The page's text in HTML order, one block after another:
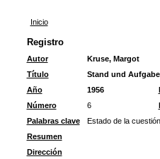
Inicio
Registro
Autor
Kruse, Margot
Título
Stand und
Año
1956
Número
6
Palabras clave
Estado de la cuestión
Resumen
Dirección